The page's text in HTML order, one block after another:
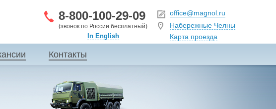
office@magnol.ru
Набережные Челны
Карта проезда
8-800-100-29-09
(звонок по России бесплатный)
In English
Контакты